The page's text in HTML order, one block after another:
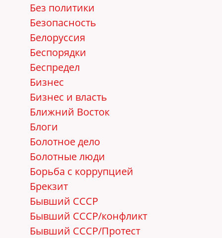
Без политики
Безопасность
Белоруссия
Беспорядки
Беспредел
Бизнес
Бизнес и власть
Ближний Восток
Блоги
Болотное дело
Болотные люди
Борьба с коррупцией
Брекзит
Бывший СССР
Бывший СССР/конфликт
Бывший СССР/Протест